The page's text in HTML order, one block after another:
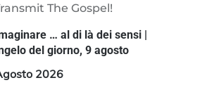
The Gospel!
… al di là dei sensi |
del giorno, 9 agosto
2026